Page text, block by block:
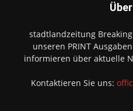
stadtlandzeitung
unseren PRINT
informieren über aktuelle
Kontaktieren Sie uns: